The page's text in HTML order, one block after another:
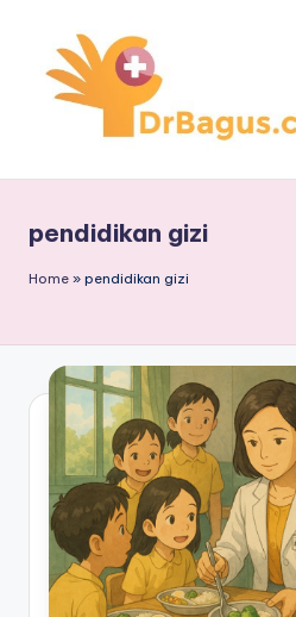
content
pendidikan gizi
Home » pendidikan gizi